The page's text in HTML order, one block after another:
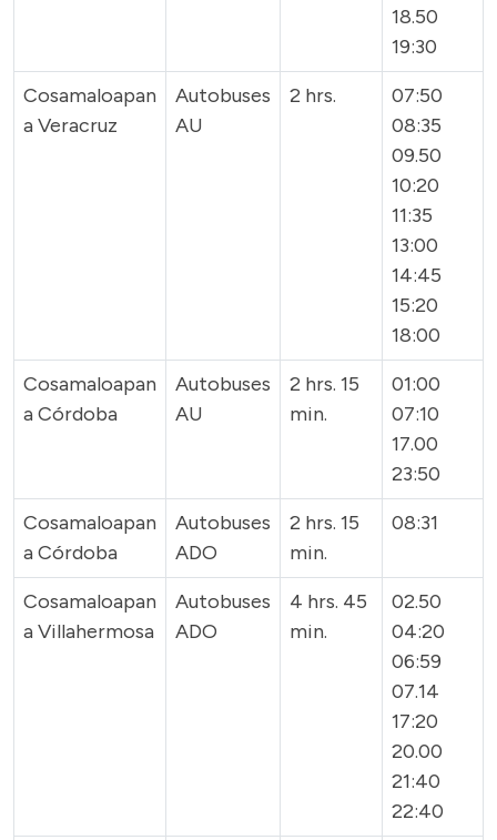
18.50
19:30
Cosamaloapan
a Veracruz
Autobuses
AU
2 hrs.
07:50
08:35
09.50
10:20
11:35
13:00
14:45
15:20
18:00
Cosamaloapan
a Córdoba
Autobuses
AU
2 hrs. 15
min.
01:00
07:10
17.00
23:50
Cosamaloapan
a Córdoba
Autobuses
ADO
2 hrs. 15
min.
08:31
Cosamaloapan
a Villahermosa
Autobuses
ADO
4 hrs. 45
min.
02.50
04:20
06:59
07.14
17:20
20.00
21:40
22:40